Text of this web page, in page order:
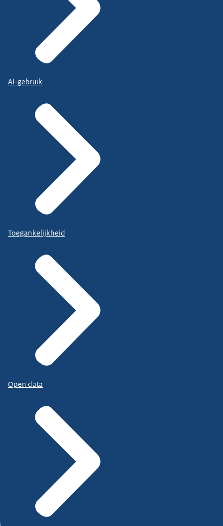
AI-gebruik
Toegankelijkheid
Open data